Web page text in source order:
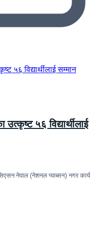
उत्कृष्ट ५६ विद्यार्थीलाई
नेपाल (नेशनल प्याब्सन) नगर कार्य